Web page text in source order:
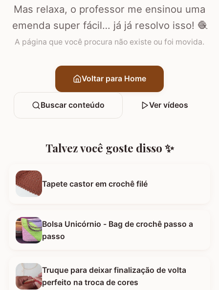
Mas relaxa, o professor me ensinou uma
emenda super fácil… já já resolvo isso! 🧶
A página que você procura não existe ou foi movida.
Voltar para Home
Buscar conteúdo Ver vídeos
Talvez você goste disso ✨
Tapete castor em crochê filé
Bolsa Unicórnio - Bag de crochê passo a
passo
Truque para deixar finalização de volta
perfeito na troca de cores